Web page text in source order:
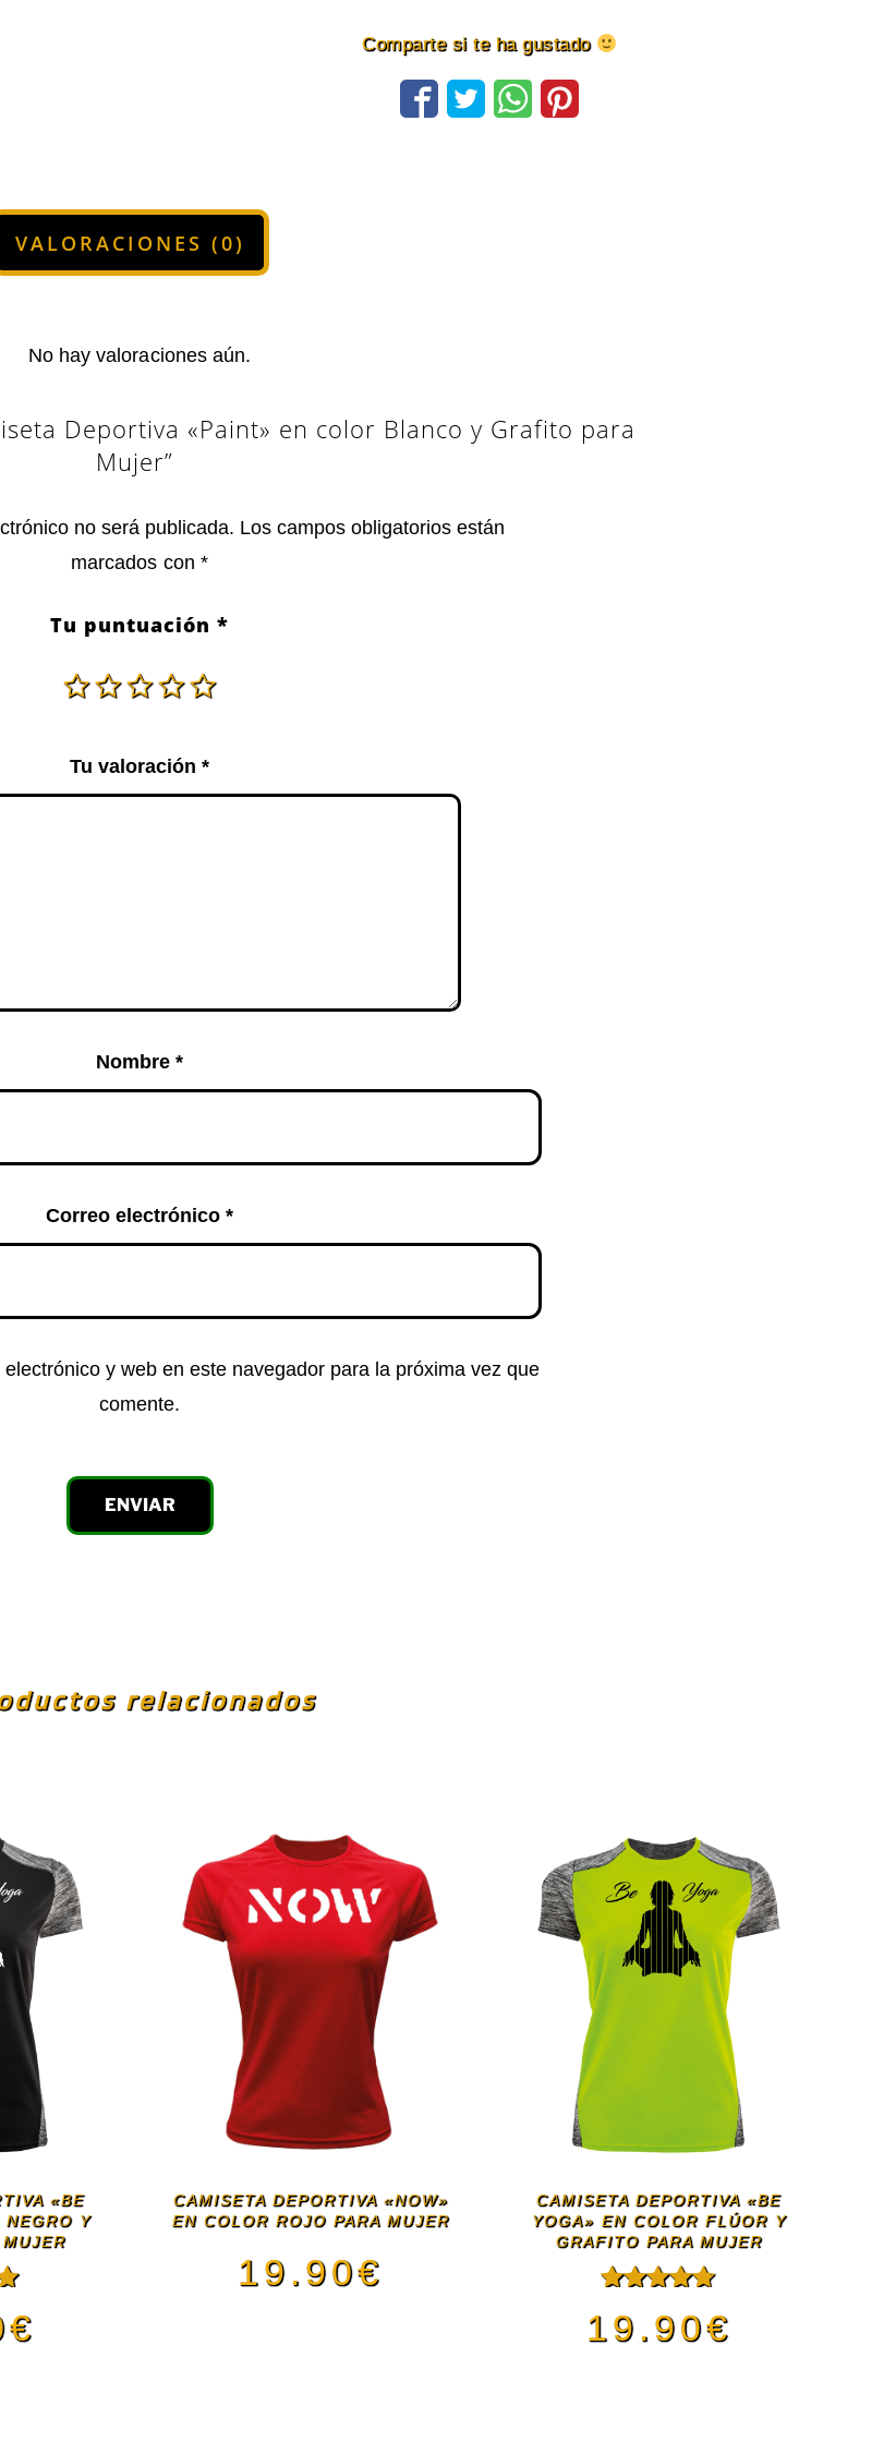
Comparte si te ha gustado
VALORACIONES (0)
No hay valoraciones aún.
Deportiva «Paint» en color Blanco y Grafito para
Mujer”
no será publicada. Los campos obligatorios están
marcados con *
Tu puntuación *
Tu valoración*
Nombre*
Correo electrónico*
y web en este navegador para la próxima vez que
comente.
relacionados
«BE
NEGRO Y
€
CAMISETA DEPORTIVA «NOW»
EN COLOR ROJO PARA MUJER
19.90€
CAMISETA DEPORTIVA «BE
YOGA» EN COLOR FLÚOR Y
GRAFITO PARA MUJER
con4.67
19.90€